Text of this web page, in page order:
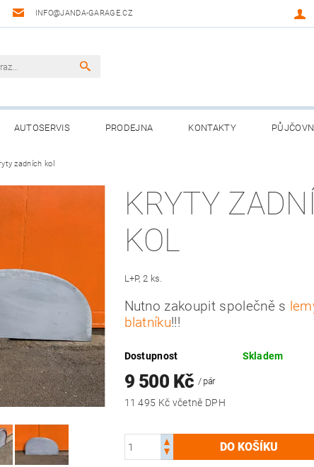
INFO@JANDA-GARAGE.CZ
AUTOSERVIS PRODEJNA KONTAKTY
zadních kol
KRYTY
KOL
L+P, 2 ks.
Nutno zakoupit společně s
blatníku!!!
Dostupnost Skladem
9 500 Kč/ pár
11 495 Kč včetně DPH